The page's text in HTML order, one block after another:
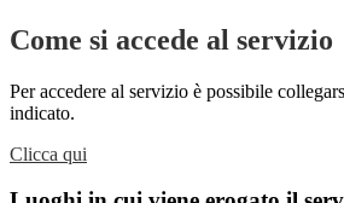
Come si accede al servizio
Per accedere al servizio è possibile
indicato.
Clicca qui